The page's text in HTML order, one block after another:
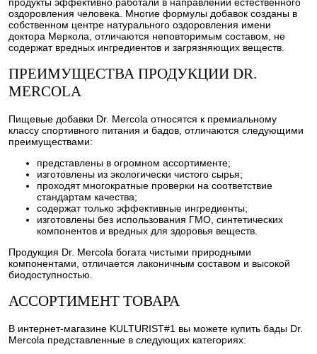
оздоровления человека. Многие формулы добавок созданы в
собственном центре натурального оздоровления имени
доктора Меркола, отличаются неповторимым составом, не
содержат вредных ингредиентов и загрязняющих веществ.
ПРЕИМУЩЕСТВА ПРОДУКЦИИ DR.
MERCOLA
Пищевые добавки Dr. Mercola относятся к премиальному
классу спортивного питания и бадов, отличаются следующими
преимуществами:
представлены в огромном ассортименте;
изготовлены из экологически чистого сырья;
проходят многократные проверки на соответствие
стандартам качества;
содержат только эффективные ингредиенты;
изготовлены без использования ГМО, синтетических
компонентов и вредных для здоровья веществ.
Продукция Dr. Mercola богата чистыми природными
компонентами, отличается лаконичным составом и высокой
биодоступностью.
АССОРТИМЕНТ ТОВАРА
В интернет-магазине KULTURIST#1 вы можете купить бады Dr.
Mercola представленные в следующих категориях: